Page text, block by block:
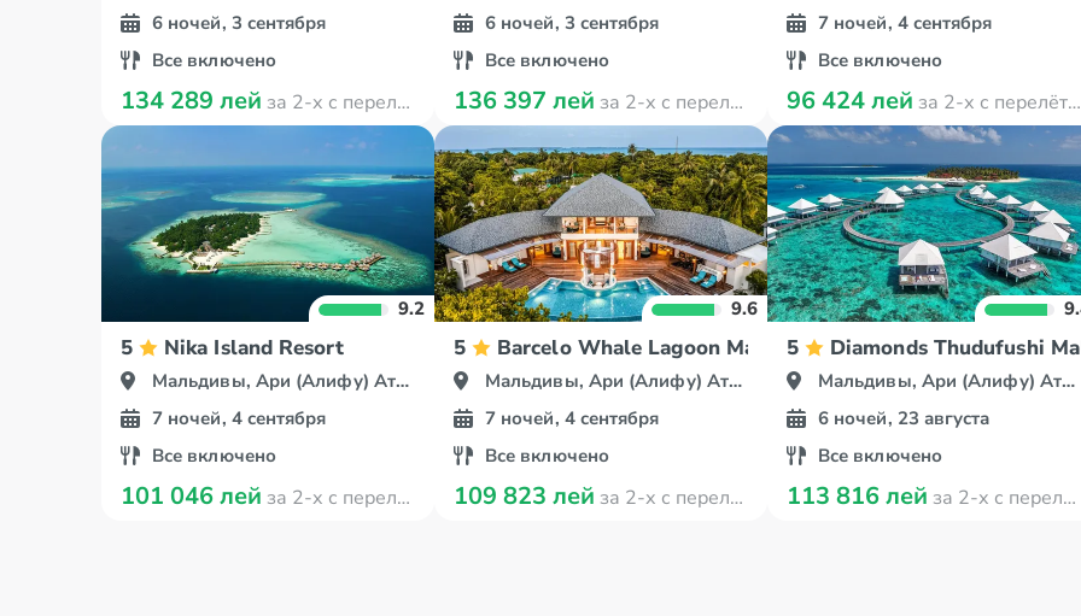
6 ночей, 3 сентября
Все включено
134 289 лей за 2-х с перелётом
6 ночей, 3 сентября
Все включено
136 397 лей за 2-х с перелётом
7 ночей, 4 сентября
Все включено
96 424 лей за 2-х с перелётом
9.2
5 Nika Island Resort
Мальдивы, Ари (Алифу) Атолл
7 ночей, 4 сентября
Все включено
101 046 лей за 2-х с перелётом
9.6
5 Barcelo Whale Lagoon Maldives
Мальдивы, Ари (Алифу) Атолл
7 ночей, 4 сентября
Все включено
109 823 лей за 2-х с перелётом
5 Diamonds Thudufushi
Мальдивы, Ари (Алифу) Атолл
6 ночей, 23 августа
Все включено
113 816 лей за 2-х с перелётом